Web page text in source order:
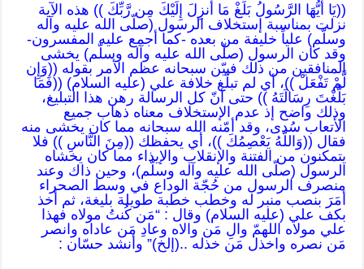
((يَا أَيُّهَا الرَّسُولُ بَلِّغْ مَا أُنزِلَ إِلَيْكَ مِن رَّبِّكَ )) هذه الآية
نزلت بمناسبة إستخلاف الرسول (صلّى الله عليه وآله
وسلّم) علياً خليفة من بعده -كما أجمع عليه المفسرون-
وقد كان الرسول (صلّى الله عليه وآله وسلّم) يخشى
المنافقين من ذلك فبيّن سبحانه عظم الأمر بقوله ((وَإِن
لَّمْ تَفْعَلْ ))، أي لم تبلّغ خلافة علي (عليه السلام) ((فَمَا
بَلَّغْتَ رِسَالَتَهُ )) حتى أنّ كل الرسالة رهن هذا التبليغ،
وذلك واضح إذ عدم الإستخلاف معناه ذهاب جميع
الأتعاب سُدى، وقد أمّنه الله سبحانه مما كان يخشى منه
فقال ((وَاللّهُ يَعْصِمُكَ ))، أي يحفظك ((مِنَ النَّاسِ )) فلا
يتمكنون من الفتنة والإنقلاب والإيذاء مما كان يخشاه
الرسول (صلّى الله عليه وآله وسلّم)، وحين ذاك وعند
منصرف الرسول من حُجّة الوداع في وسط الصحراء
أمَرَ بنصب منبر له وخطب خطبة طويلة بليغة، ثم أخذ
بكف علي (عليه السلام) وقال : “مَن كُنتُ مولاه فهذا
علي مولاه اللهمّ والِ مَن والاه وعادِ مَن عاداه وانصر
مَن نصره واخذل مَن خذله ..(إلخ)” وأنشد حسّان :